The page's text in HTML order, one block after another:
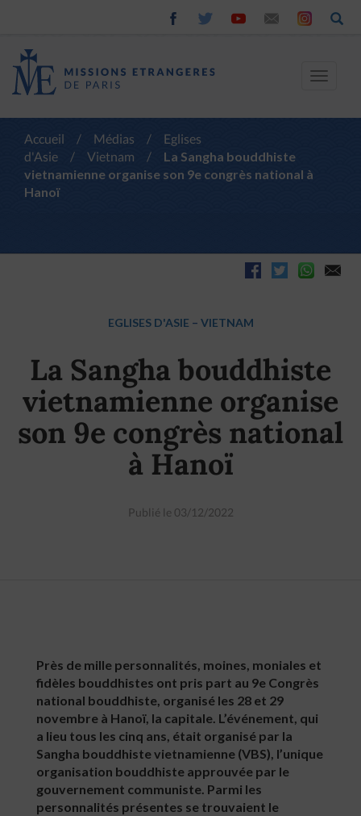
Toggle
Accueil / Médias /
Eglises
d'Asie
/ Vietnam /
La Sangha bouddhiste
vietnamienne organise son 9e congrès national à
Hanoï
EGLISES D'ASIE – VIETNAM
La Sangha bouddhiste
vietnamienne organise
son 9e congrès national
à Hanoï
Publié le 03/12/2022
Près de mille personnalités, moines, moniales et
fidèles bouddhistes ont pris part au 9e Congrès
national bouddhiste, organisé les 28 et 29
novembre à Hanoï, la capitale. L’événement, qui
a lieu tous les cinq ans, était organisé par la
Sangha bouddhiste vietnamienne (VBS), l’unique
organisation bouddhiste approuvée par le
gouvernement communiste. Parmi les
personnalités présentes se trouvaient le